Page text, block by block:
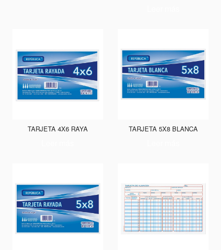
TARJETA 4X6 RAYA TARJETA 5X8 BLANCA